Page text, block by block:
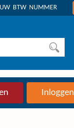
BTW NUMMER
Inloggen